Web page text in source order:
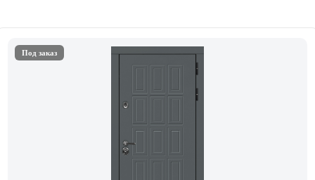
Под заказ